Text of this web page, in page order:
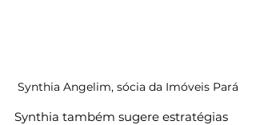
Synthia Angelim, sócia da Imóveis Pará
Synthia também sugere estratégias